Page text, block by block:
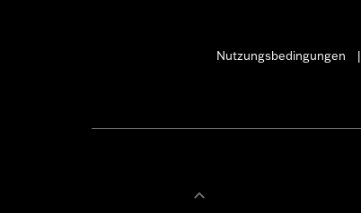
Nutzungsbedingungen